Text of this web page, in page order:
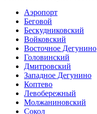
Аэропорт
Беговой
Бескудниковский
Войковский
Восточное Дегунино
Головинский
Дмитровский
Западное Дегунино
Коптево
Левобережный
Молжаниновский
Сокол